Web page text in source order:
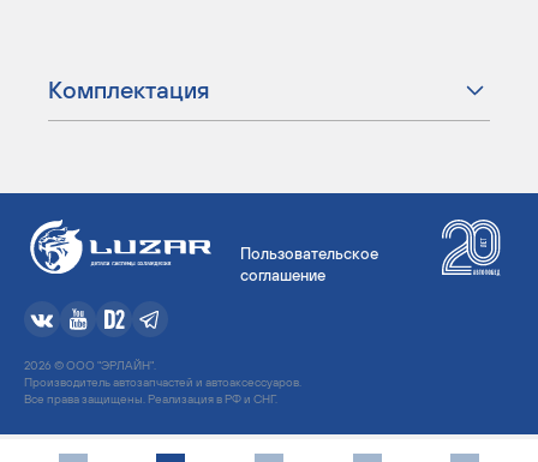
Комплектация
Пользовательское
соглашение
2026 © ООО "ЭРЛАЙН".
Производитель автозапчастей и автоаксессуаров.
Все права защищены. Реализация в РФ и СНГ.